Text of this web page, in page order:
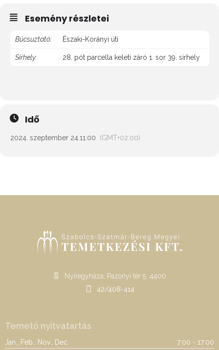
Esemény részletei
Búcsuztató: Északi-Korányi úti
Sírhely: 28. pót parcella keleti záró 1. sor 39. sírhely
Idő
2024. szeptember 24.11:00 (GMT+02:00)
Nyíregyháza, Pazonyi tér 5. 4400
42/408-414
Temető nyitvatartás
Jan., Feb., Nov., Dec.
7:00 - 17:00